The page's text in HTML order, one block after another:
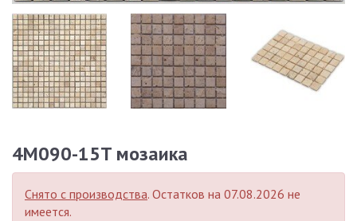
4M090-15T мозаика
Снято с производства. Остатков на 07.08.2026 не
имеется.